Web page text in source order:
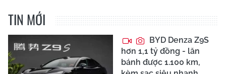
TIN MỚI
BYD Denza Z9S
hơn 1,1 tỷ đồng - lăn
bánh được 1.100 km,